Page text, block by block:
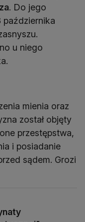
. Do jego
października
u niego
mienia oraz
został objęty
przestępstwa,
i posiadanie
sądem. Grozi